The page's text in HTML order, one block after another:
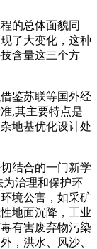
的总体面貌同
了大变化，这种
含量这三个方
鉴苏联等国外经
,其主要特点是
地基优化设计处
结合的一门新学
治理和保护环
境公害，如采矿
地面沉降，工业
有害废弃物污染
，洪水、风沙、